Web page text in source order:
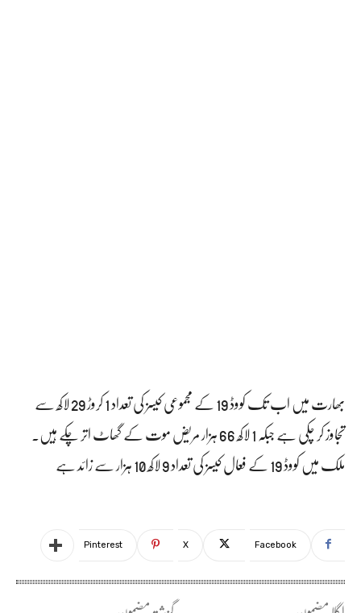
بھارت میں اب تک کووڈ 19 کے مجموعی کیسز کی تعداد 1 کروڑ 29 لاکھ سے
تجاوز کر چکی ہے جبکہ 1 لاکھ 66 ہزار مریض موت کے گھاٹ اتر چکے ہیں۔
ملک میں کووڈ 19 کے فعال کیسز کی تعداد 9 لاکھ 10 ہزار سے زائد ہے
Facebook
X
Pinterest